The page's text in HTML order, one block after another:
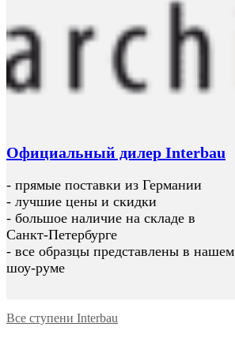
Официальный дилер Interbau
- прямые поставки из Германии
- лучшие цены и скидки
- большое наличие на складе в
Санкт-Петербурге
- все образцы представлены в нашем
шоу-руме
Все ступени Interbau